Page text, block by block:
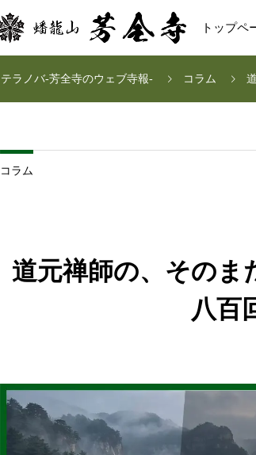
トップペ
テラノバ-芳全寺のウェブ寺報- コラム
コラム
道元禅師の、その
八百